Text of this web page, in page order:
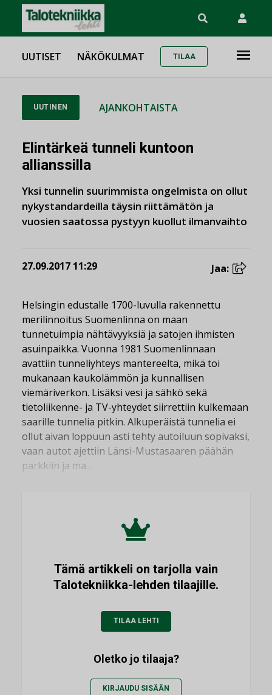
UUTISET NÄKÖKULMAT TILAA
UUTINEN AJANKOHTAISTA
Elintärkeä tunneli kuntoon
allianssilla
Yksi tunnelin suurimmista ongelmista on ollut
nykystandardeilla täysin riittämätön ja
vuosien saatossa pystyyn kuollut ilmanvaihto
27.09.2017 11:29 Jaa:
Helsingin edustalle 1700-luvulla rakennettu
merilinnoitus Suomenlinna on maan
tunnetuimpia nähtävyyksiä ja satojen ihmisten
asuinpaikka. Vuonna 1981 Suomenlinnaan
avattiin tunneliyhteys mantereelta, mikä toi
mukanaan kaukolämmön ja kunnallisen
viemäriverkon. Lisäksi vesi ja sähkö sekä
tietoliikenne- ja TV-yhteydet siirrettiin kulkemaan
saarille tunnelia pitkin. Alkuperäistä tunnelia ei
ollut aivan loppuun asti tehty autoiluun sopivaksi,
vaan autot ajettiin Länsi-Mustasaaren päähän
parkkiin ja ma...
Tämä artikkeli on tarjolla vain
Talotekniikka-lehden tilaajille.
TILAA LEHTI
Oletko jo tilaaja?
KIRJAUDU SISÄÄN